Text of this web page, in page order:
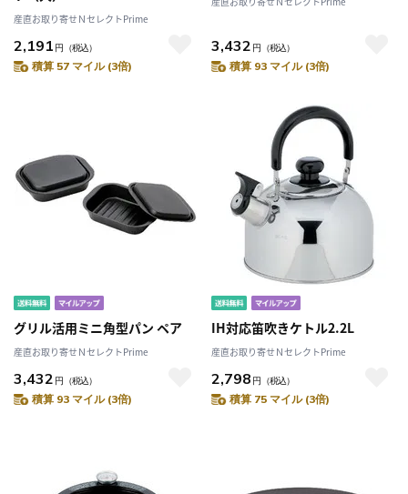
産直お取り寄せＮセレクトPrime
2,191 円 （税込）
積算 57 マイル (3倍)
3,432 円 （税込）
積算 93 マイル (3倍)
グリル活用ミニ角型パン ペア
産直お取り寄せＮセレクトPrime
3,432 円 （税込）
積算 93 マイル (3倍)
IH対応笛吹きケトル2.2L
産直お取り寄せＮセレクトPrime
2,798 円 （税込）
積算 75 マイル (3倍)